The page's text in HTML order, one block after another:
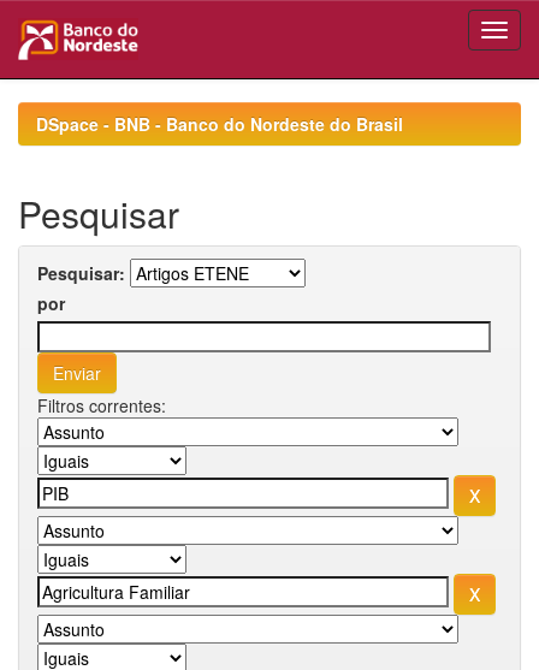
navigationDSpace - BNB - Banco do Nordeste do Brasil
Pesquisar
Pesquisar:
por
Filtros correntes: